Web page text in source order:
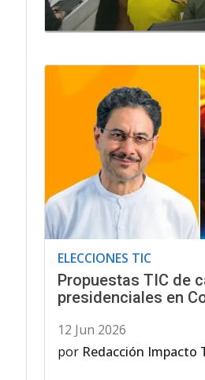
ELECCIONES TIC
Propuestas TIC de
presidenciales en
12 Jun 2026
por Redacción Impacto